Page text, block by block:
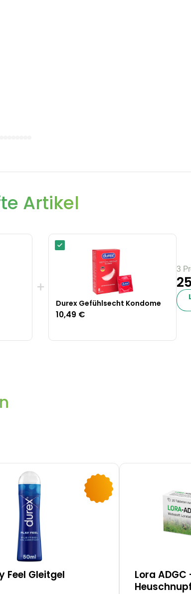
Artikel
+
Durex Gefühlsecht Kondome
10,49 €
3
Feel Gleitgel
Lora ADGC